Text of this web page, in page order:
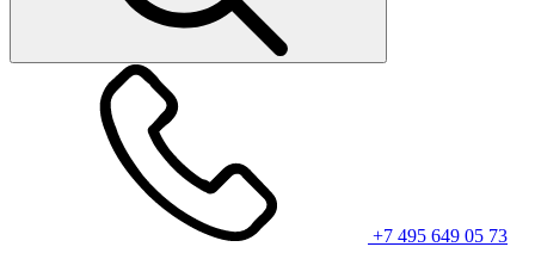
+7 495 649 05 73